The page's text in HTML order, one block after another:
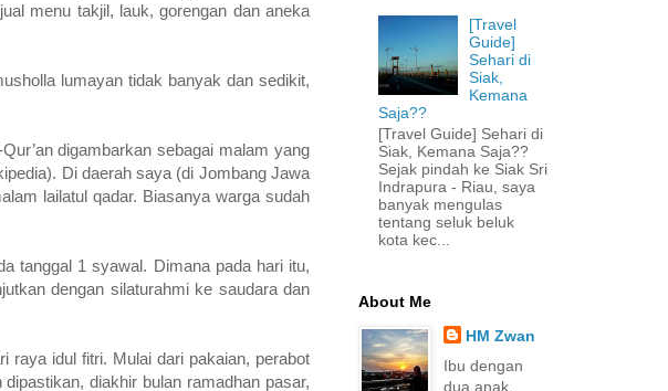
menu takjil, lauk, gorengan dan aneka
lumayan tidak banyak dan sedikit,
digambarkan sebagai malam yang
Di daerah saya (di Jombang Jawa
lailatul qadar. Biasanya warga sudah
tanggal 1 syawal. Dimana pada hari itu,
dengan silaturahmi ke saudara dan
raya idul fitri. Mulai dari pakaian, perabot
diakhir bulan ramadhan pasar,
[Travel
Guide]
Sehari di
Siak,
Kemana
Saja??
[Travel Guide] Sehari di
Siak, Kemana Saja??
Sejak pindah ke Siak Sri
Indrapura - Riau, saya
banyak mengulas
tentang seluk beluk
kota kec...
About Me
HM Zwan
Ibu dengan
dua anak,